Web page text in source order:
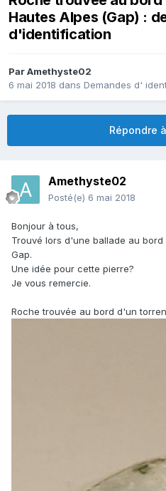
Hautes Alpes (Gap) :
d'identification
ParAmethyste02
6 mai 2018 dans Demandes d'
Répondre
Amethyste02
Posté(e) 6 mai 2018
Bonjour à tous,
Trouvé lors d'une ballade au
Gap.
Une idée pour cette pierre?
Je vous remercie.
Roche trouvée au bord d'un